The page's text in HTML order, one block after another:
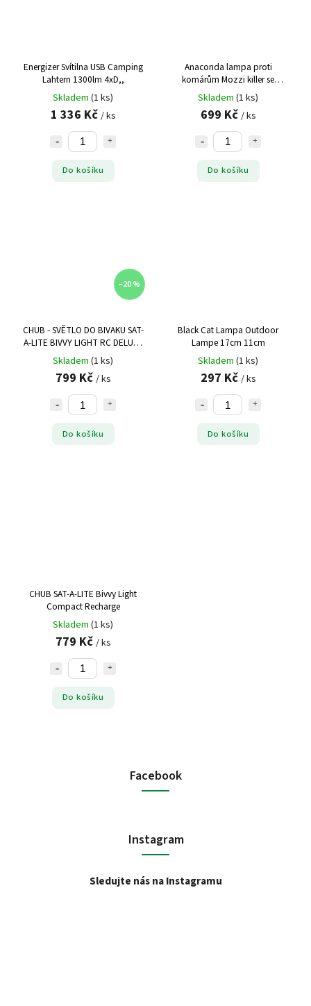
Energizer Svítilna USB Camping
Lahtern 1300lm 4xD,,
Skladem (1 ks)
1 336 Kč / ks
Do košíku
Anaconda lampa proti
komárům Mozzi killer se
solárním dobíjením
Skladem (1 ks)
699 Kč / ks
Do košíku
–20 %
CHUB - SVĚTLO DO BIVAKU SAT-
A-LITE BIVVY LIGHT RC DELUXE
S DÁLKOVÝM OVLADAČEM
Skladem (1 ks)
799 Kč / ks
Do košíku
Black Cat Lampa Outdoor
Lampe 17cm 11cm
Skladem (1 ks)
297 Kč / ks
Do košíku
CHUB SAT-A-LITE Bivvy Light
Compact Recharge
Skladem (1 ks)
779 Kč / ks
Do košíku
Facebook
Instagram
Sledujte nás na Instagramu